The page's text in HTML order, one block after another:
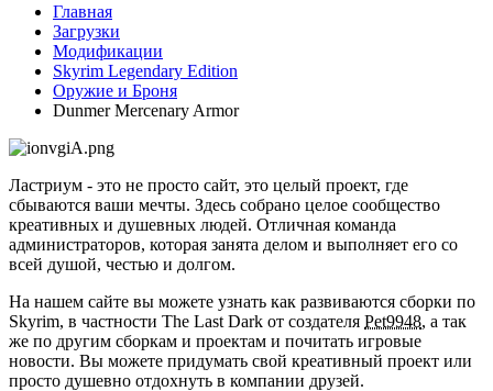
Главная
Загрузки
Модификации
Skyrim Legendary Edition
Оружие и Броня
Dunmer Mercenary Armor
Ластриум - это не просто сайт, это целый проект, где
сбываются ваши мечты. Здесь собрано целое сообщество
креативных и душевных людей. Отличная команда
администраторов, которая занята делом и выполняет его со
всей душой, честью и долгом.
На нашем сайте вы можете узнать как развиваются сборки по
Skyrim, в частности The Last Dark от создателя Pet9948, а так
же по другим сборкам и проектам и почитать игровые
новости. Вы можете придумать свой креативный проект или
просто душевно отдохнуть в компании друзей.